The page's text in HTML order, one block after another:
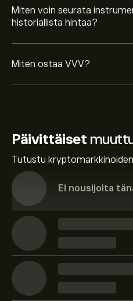
Miten voin seurata
historiallista hintaa?
Miten ostaa VVV?
Päivittäiset
Tutustu kryptomarkkinoiden
Ei nousijoita